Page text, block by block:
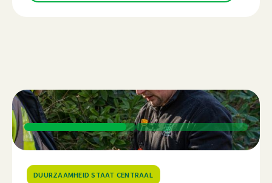
DUURZAAMHEID STAAT CENTRAAL